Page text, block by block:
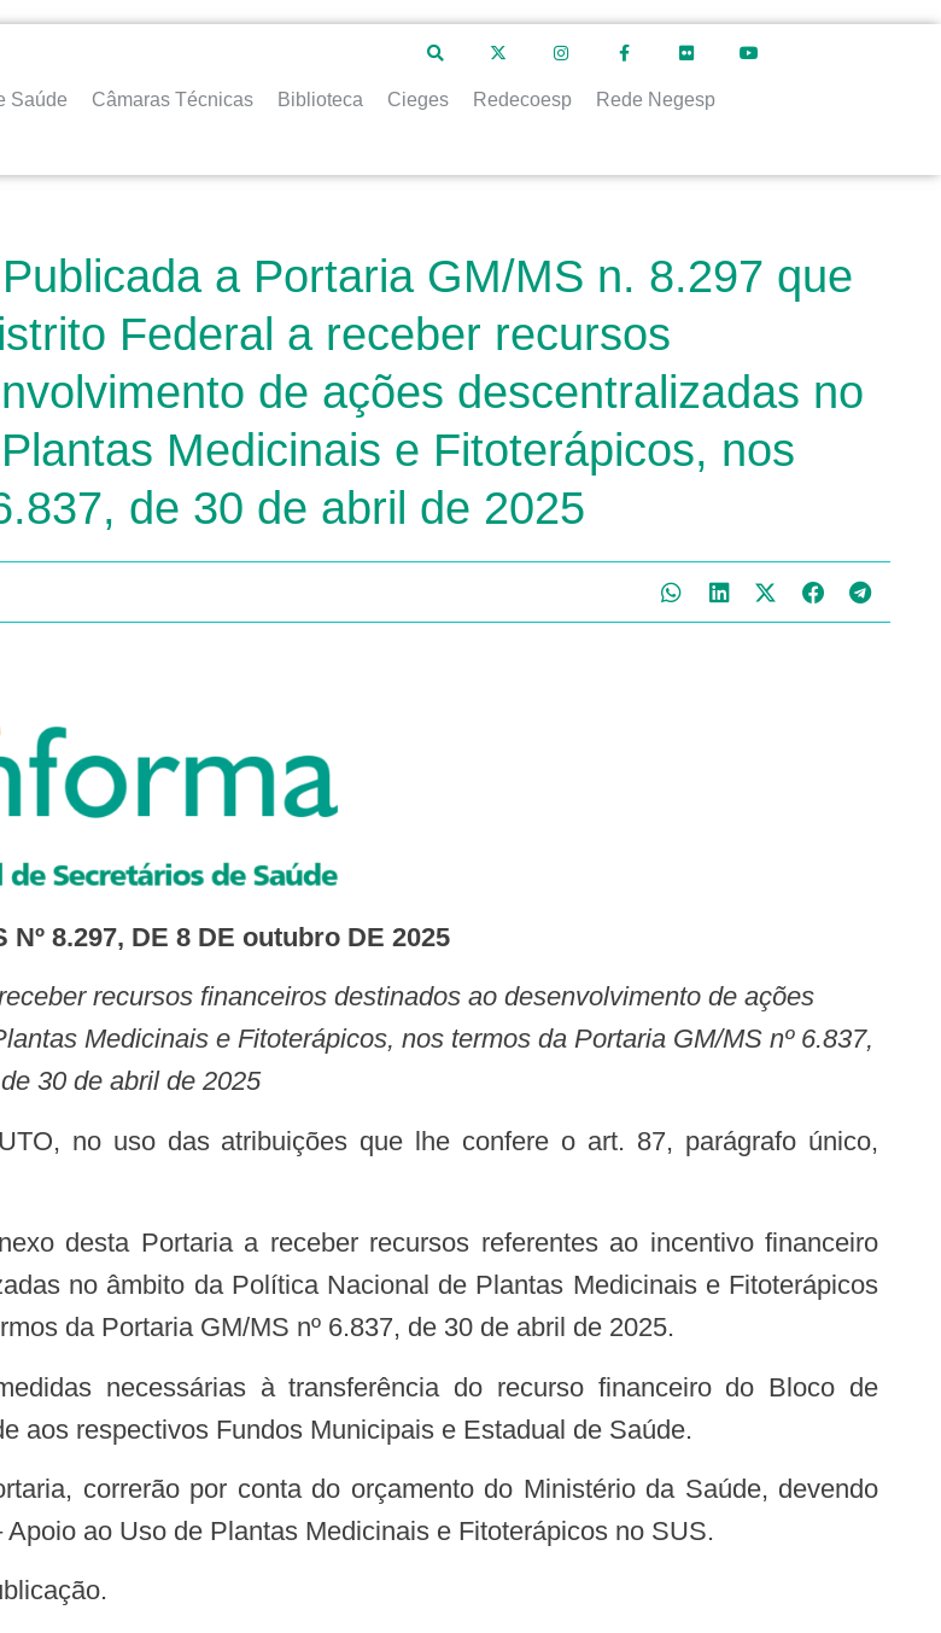
Saúde Câmaras Técnicas Biblioteca Cieges Redecoesp Rede Negesp
a Portaria GM/MS n. 8.297 que
Federal a receber recursos
de ações descentralizadas no
Medicinais e Fitoterápicos, nos
de 30 de abril de 2025
Nº 8.297, DE 8 DE outubro DE 2025
Medicinais e Fitoterápicos, nos termos da Portaria GM/MS nº 6.837,
de 30 de abril de 2025
no âmbito da Política Nacional de Plantas Medicinais e Fitoterápicos
da Portaria GM/MS nº 6.837, de 30 de abril de 2025.
aos respectivos Fundos Municipais e Estadual de Saúde.
ao Uso de Plantas Medicinais e Fitoterápicos no SUS.